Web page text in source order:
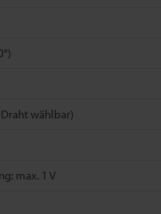
wählbar)
max. 1 V